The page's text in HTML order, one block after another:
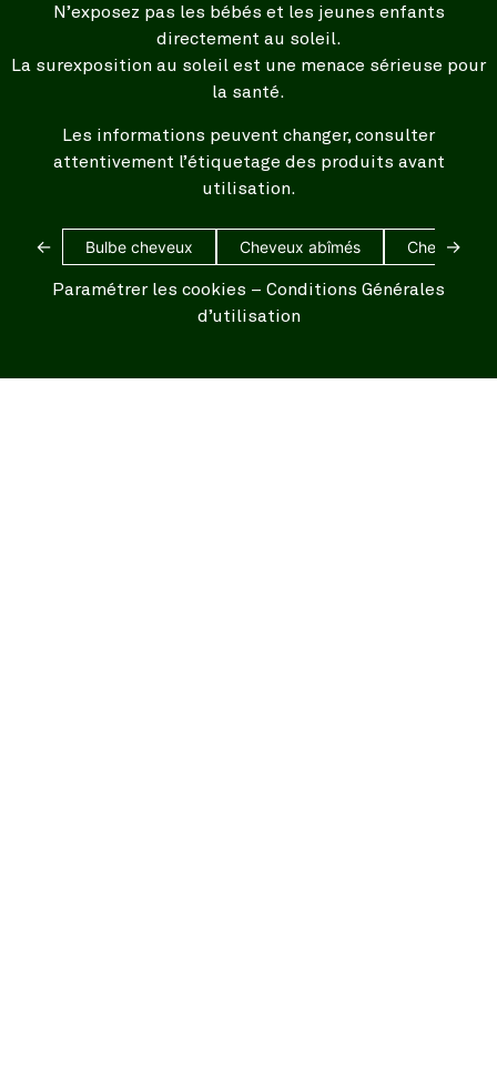
N’exposez pas les bébés et les jeunes enfants
directement au soleil.
La surexposition au soleil est une menace sérieuse pour
la santé.
Les informations peuvent changer, consulter
attentivement l’étiquetage des produits avant
utilisation.
← Bulbe cheveux Cheveux abîmés Cheveux
→
Paramétrer les cookies – Conditions Générales
d’utilisation